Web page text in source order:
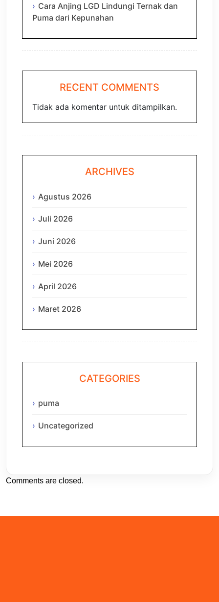
Cara Anjing LGD Lindungi Ternak dan
Puma dari Kepunahan
RECENT COMMENTS
Tidak ada komentar untuk ditampilkan.
ARCHIVES
Agustus 2026
Juli 2026
Juni 2026
Mei 2026
April 2026
Maret 2026
CATEGORIES
puma
Uncategorized
Comments are closed.